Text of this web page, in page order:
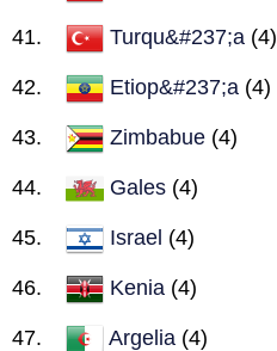
Turqu&#237;a (4)
Etiop&#237;a (4)
Zimbabue (4)
Gales (4)
Israel (4)
Kenia (4)
Argelia (4)